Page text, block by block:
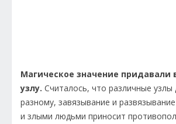
Магическое значение придавали
узлу. Считалось, что различные узлы
разному, завязывание и
и злыми людьми приносит